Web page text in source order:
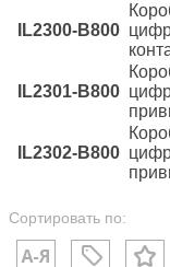
IL2300-B800
IL2301-B800
IL2302-B800
Сортировать по: